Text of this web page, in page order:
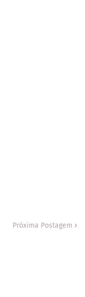
Próxima Postagem